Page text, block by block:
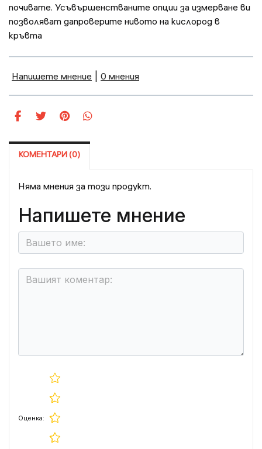
почивате. Усъвършенстваните опции за измерване ви
позволяват дапроверите нивото на кислород в
кръвта
Напишете мнение 0 мнения
КОМЕНТАРИ (0)
Няма мнения за този продукт.
Напишете мнение
Оценка: